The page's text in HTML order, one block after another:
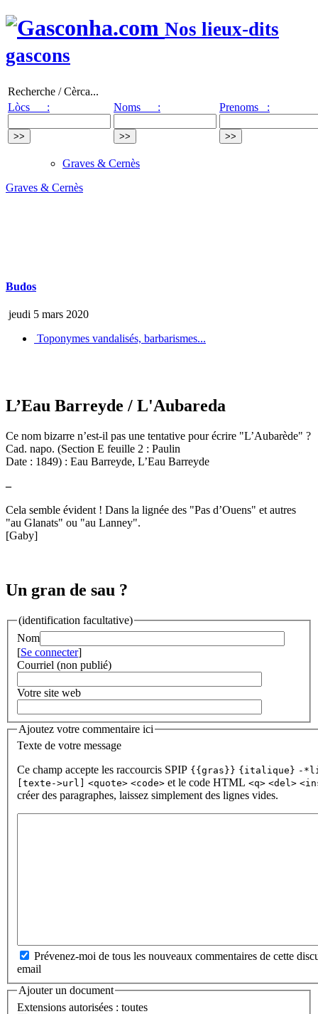
Nos lieux-dits
gascons
Recherche / Cèrca...
Lòcs :
Noms : Prenoms :
Graves & Cernès
Graves & Cernès
Budos
jeudi 5 mars 2020
Toponymes vandalisés, barbarismes...
L’Eau Barreyde / L'Aubareda
Ce nom bizarre n’est-il pas une tentative pour écrire "L’Aubarède" ?
Cad. napo. (Section E feuille 2 : Paulin
Date : 1849) : Eau Barreyde, L’Eau Barreyde
–
Cela semble évident ! Dans la lignée des "Pas d’Ouens" et autres
"au Glanats" ou "au Lanney".
[Gaby]
Un gran de sau ?
(identification facultative)
Nom
[Se connecter]
Courriel (non publié)
Votre site web
Ajoutez votre commentaire ici
Texte de votre message
Ce champ accepte les raccourcis SPIP {{gras}} {italique} -
[texte->url]
<quote> <code> et le code HTML <q> <del>
créer des paragraphes, laissez simplement des lignes vides.
Prévenez-moi de tous les nouveaux commentaires de cette
email
Ajouter un document
Extensions autorisées : toutes